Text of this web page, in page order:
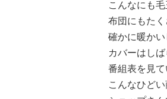
こんなにも
布団にもたく
確かに暖かい
カバーはし
番組表を見
こんなひど